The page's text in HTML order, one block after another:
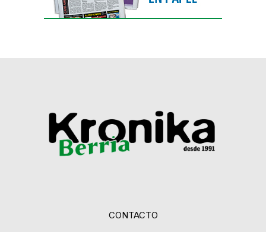
CONTACTO